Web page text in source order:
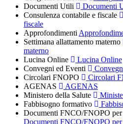
Documenti Utili
Documenti
Consulenza contabile e fiscale
fiscale
Approfondimenti
Settimana allattamento materno
materno
Lucina Online
Lucina Online
Convegni ed Eventi
Circolari FNOPO
Circolari
AGENAS
AGENAS
Ministero della Salute
Fabbisogno formativo
Documenti FNCO/FNOPO
Documenti FNCO/FNOPO